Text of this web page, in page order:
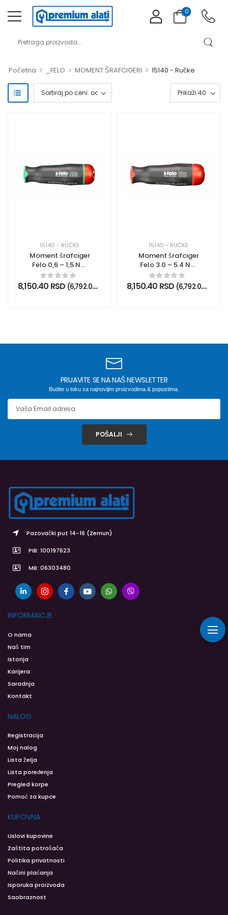
0
Početna > _FELO > MOMENT ŠRAFCIGERI > 15140 - Ručke
15140 - RUČKE
Moment šrafciger
Felo 0,6 – 1,5 Nm
10000106
8,150.40 RSD (6,792.00 RSD bez PDV)
15140 - RUČKE
Moment šrafciger
Felo 3.0 – 5.4 Nm
10000306
8,150.40 RSD (6,792.00 RSD
PRIJAVITE SE NA NAŠ NEWSLETTER
Budite u toku sa najnovijim proizvodima & popustima.
POŠALJI
Pazovački put 14-16 (Zemun)
PIB: 100197623
MB: 06303480
INFORMAICJE
O nama
Naš tim
Istorija
Karijera
Saradnja
Kontakt
NALOG
Registracija
Moj nalog
Lista želja
Lista poređenja
Pregled korpe
Pomoć za kupce
KUPOVNA
Uslovi kupovine
Zaštita potrošača
Politika privatnosti
Načini plaćanja
Isporuka proizvoda
Saobraznost